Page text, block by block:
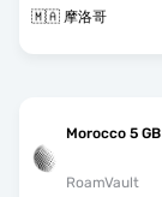
🇲🇦 摩洛哥
Morocco 5 GB
RoamVault